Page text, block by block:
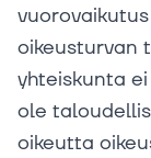
oikeusturvan
yhteiskunta
ole
oikeutta